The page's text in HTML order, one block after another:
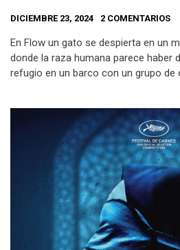
DICIEMBRE 23, 2024 2 COMENTARIOS
En Flow un gato se despierta en un
donde la raza humana parece haber
refugio en un barco con un grupo de